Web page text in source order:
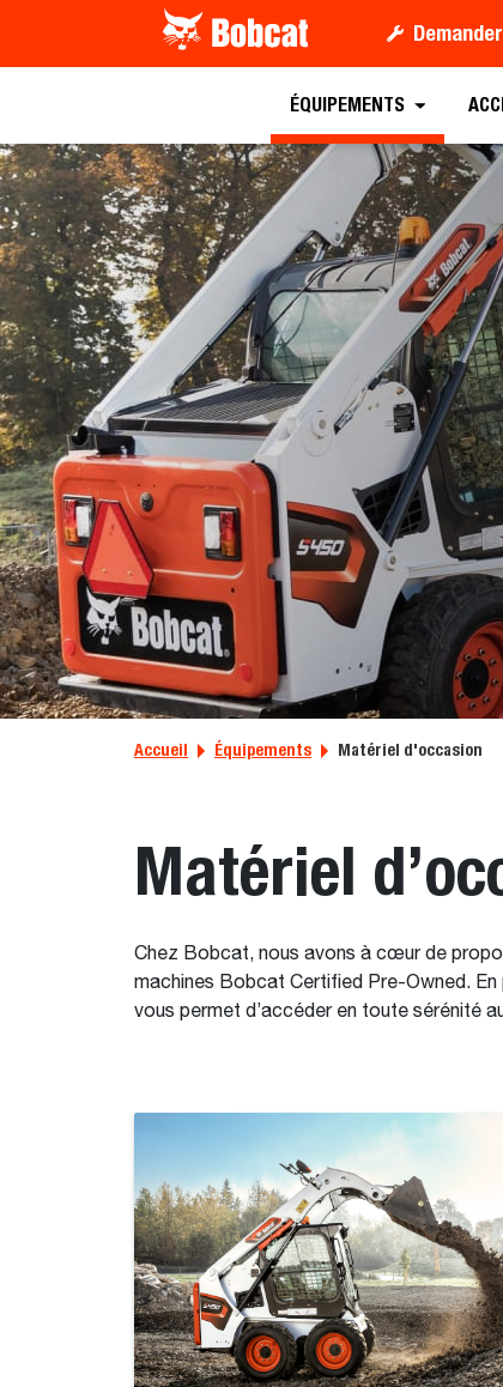
ÉQUIPEMENTS
Accueil Équipements Matériel d'occasion
Matériel
Chez Bobcat, nous avons à cœur de
machines Bobcat Certified Pre-Owned.
vous permet d’accéder en toute sérénité
Machine